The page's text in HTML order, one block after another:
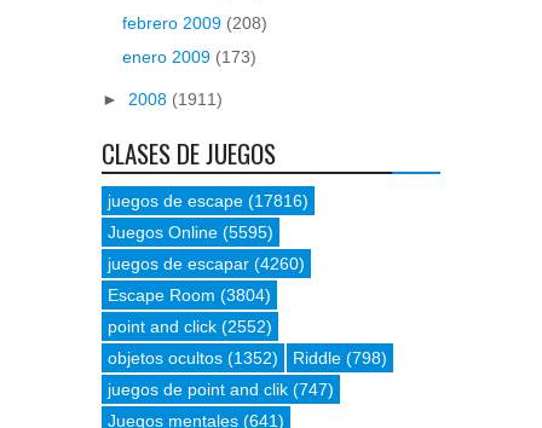
febrero 2009 (208)
enero 2009 (173)
► 2008 (1911)
CLASES DE JUEGOS
juegos de escape (17816)
Juegos Online (5595)
juegos de escapar (4260)
Escape Room (3804)
point and click (2552)
objetos ocultos (1352) Riddle (798)
juegos de point and clik (747)
Juegos mentales (641)